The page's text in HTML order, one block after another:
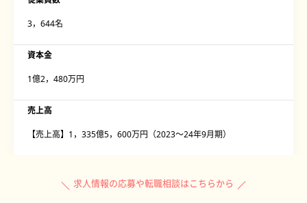
3，644名
資本金
1億2，480万円
売上高
【売上高】1，335億5，600万円（2023〜24年9月期）
求人情報の応募や転職相談はこちらから